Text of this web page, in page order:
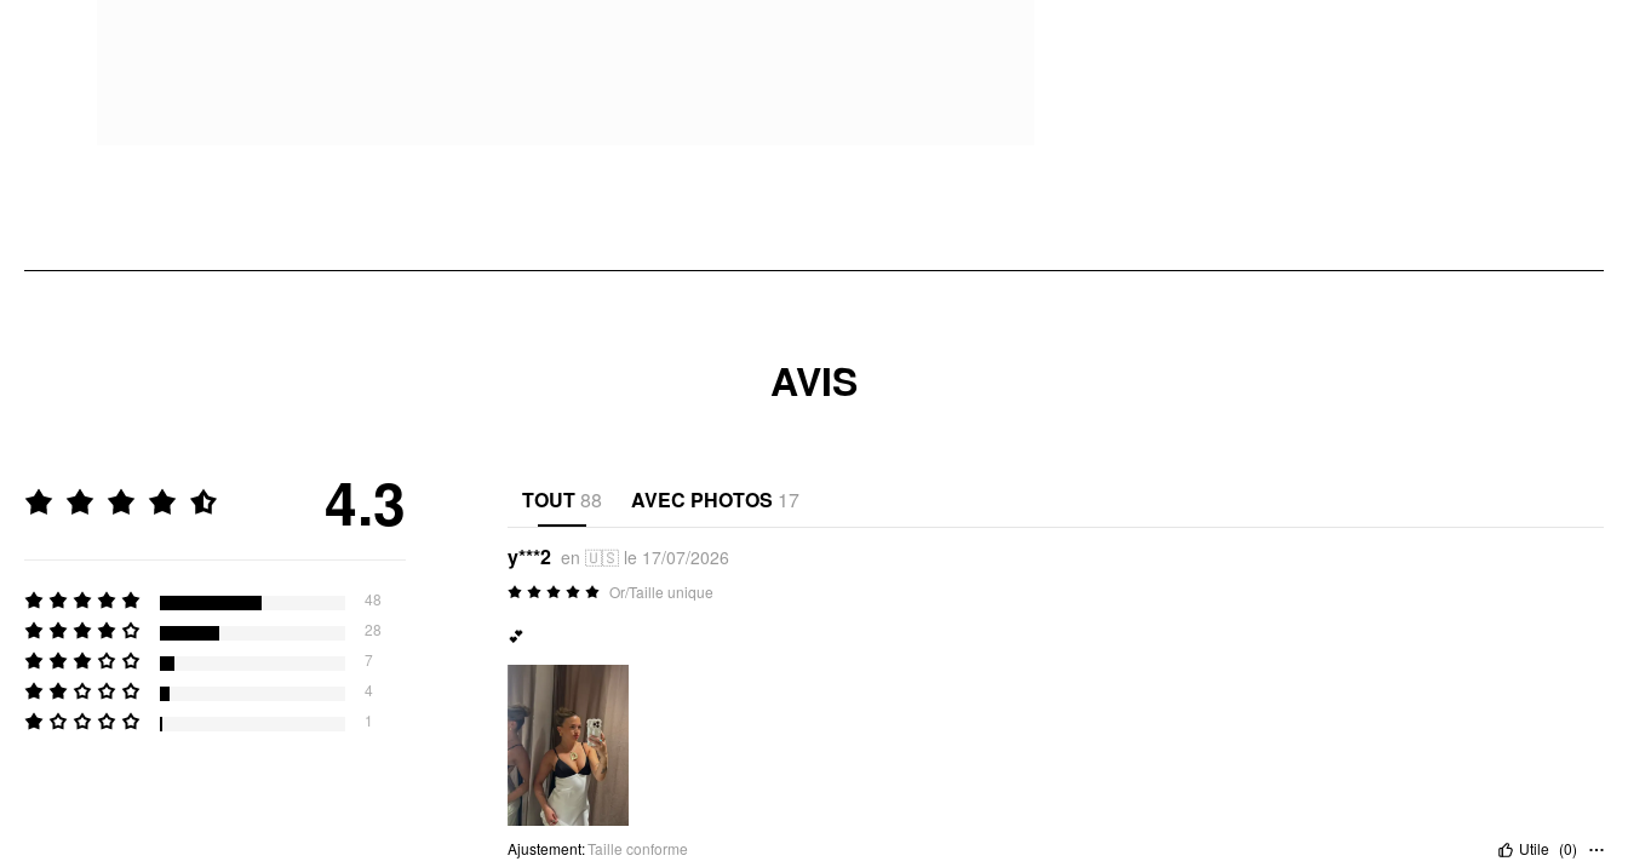
AVIS
4.3
48
28
7
4
1
TOUT88 AVEC PHOTOS 17
y***2 en 🇺🇸 le 17/07/2026
Or/Taille unique
💕
Ajustement:Taille conforme Utile (0)